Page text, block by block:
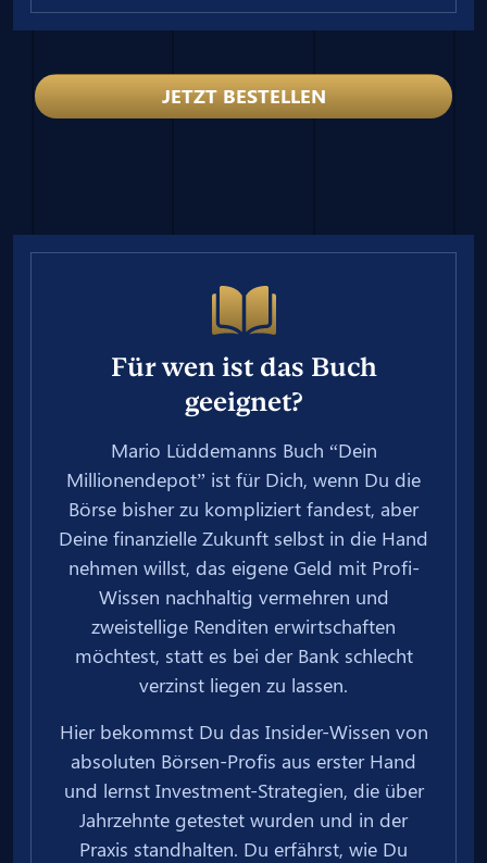
JETZT BESTELLEN
Für wen ist das Buch
geeignet?
Mario Lüddemanns Buch “Dein
Millionendepot” ist für Dich, wenn Du die
Börse bisher zu kompliziert fandest, aber
Deine finanzielle Zukunft selbst in die Hand
nehmen willst, das eigene Geld mit Profi-
Wissen nachhaltig vermehren und
zweistellige Renditen erwirtschaften
möchtest, statt es bei der Bank schlecht
verzinst liegen zu lassen.
Hier bekommst Du das Insider-Wissen von
absoluten Börsen-Profis aus erster Hand
und lernst Investment-Strategien, die über
Jahrzehnte getestet wurden und in der
Praxis standhalten. Du erfährst, wie Du